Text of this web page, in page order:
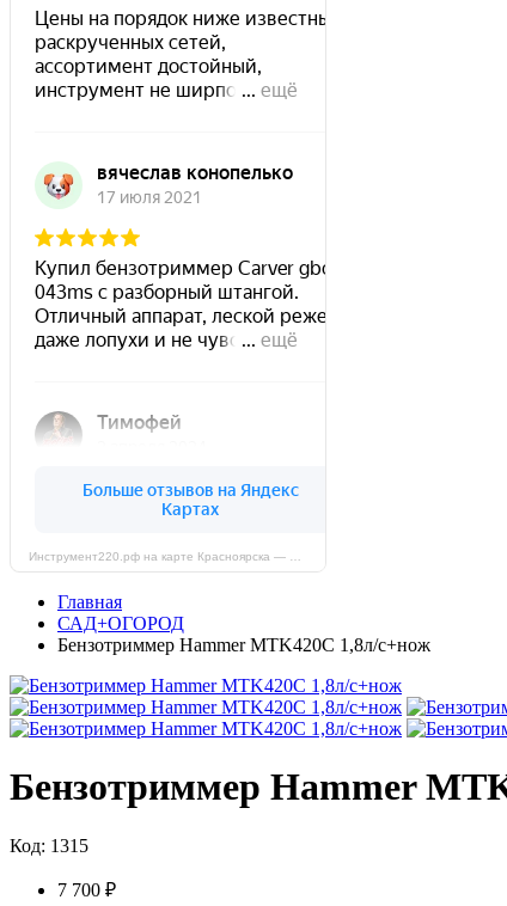
Главная
САД+ОГОРОД
Бензотриммер Hammer MTK420C 1,8л/с+нож
Бензотриммер Hammer
Код: 1315
7 700 ₽